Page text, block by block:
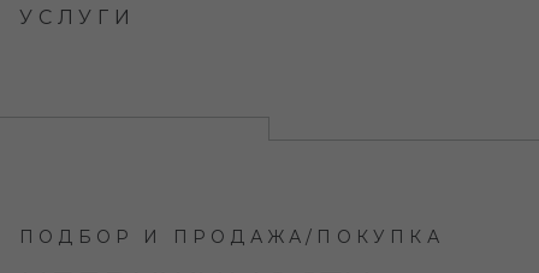
УСЛУГИ
ПОДБОР И ПРОДАЖА/ПОКУПКА